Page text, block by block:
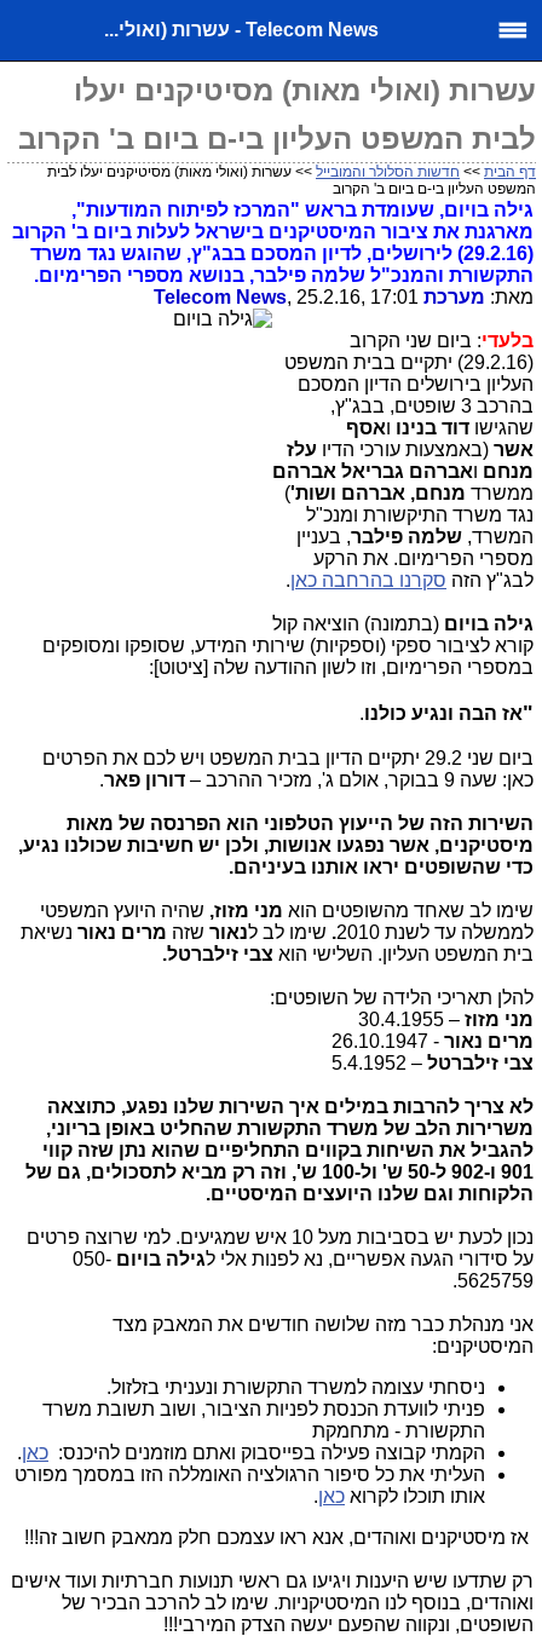
Telecom News - עשרות (ואולי...
עשרות (ואולי מאות) מסיטיקנים יעלו
לבית המשפט העליון בי-ם ביום ב' הקרוב
דף הבית >> חדשות הסלולר והמובייל >> עשרות (ואולי מאות) מסיטיקנים יעלו לבית
המשפט העליון בי-ם ביום ב' הקרוב
גילה בויום, שעומדת בראש "המרכז לפיתוח המודעות",
מארגנת את ציבור המיסטיקנים בישראל לעלות ביום ב' הקרוב
(29.2.16) לירושלים, לדיון המסכם בבג"ץ, שהוגש נגד משרד
התקשורת והמנכ"ל שלמה פילבר, בנושא מספרי הפרימיום.
מאת: מערכת Telecom News, 25.2.16, 17:01
בלעדי: ביום שני הקרוב
(29.2.16) יתקיים בבית המשפט
העליון בירושלים הדיון המסכם
בהרכב 3 שופטים, בבג"ץ,
שהגישו דוד בנינו ואסף
אשר (באמצעות עורכי הדיו עלז
מנחם ואברהם גבריאל אברהם
ממשרד מנחם, אברהם ושות')
נגד משרד התיקשורת ומנכ"ל
המשרד, שלמה פילבר, בעניין
מספרי הפרימיום. את הרקע
לבג"ץ הזה סקרנו בהרחבה כאן.
גילה בויום (בתמונה) הוציאה קול
קורא לציבור ספקי (וספקיות) שירותי המידע, שסופקו ומסופקים
במספרי הפרימיום, וזו לשון ההודעה שלה [ציטוט]:
"אז הבה ונגיע כולנו.
ביום שני 29.2 יתקיים הדיון בבית המשפט ויש לכם את הפרטים
כאן: שעה 9 בבוקר, אולם ג', מזכיר ההרכב –
דורון פאר.
השירות הזה של הייעוץ הטלפוני הוא הפרנסה של מאות
מיסטיקנים, אשר נפגעו אנושות, ולכן יש חשיבות שכולנו נגיע,
כדי שהשופטים יראו אותנו בעיניהם.
שימו לב שאחד מהשופטים הוא מני מזוז, שהיה היועץ המשפטי
לממשלה עד לשנת 2010
. שימו לב לנאור שזה מרים נאור נשיאת
בית המשפט העליון. השלישי הוא צבי זילברטל.
להלן תאריכי הלידה של השופטים:
מני מזוז – 30.4.1955
מרים נאור - 26.10.1947
צבי זילברטל – 5.4.1952
לא צריך להרבות במילים איך השירות שלנו נפגע, כתוצאה
משרירות הלב של משרד התקשורת שהחליט באופן בריוני,
להגביל את השיחות בקווים התחליפיים שהוא נתן שזה קווי
901 ו-902 ל-50 ש' ול-100 ש', וזה רק מביא לתסכולים, גם של
הלקוחות וגם שלנו היועצים המיסטיים.
נכון לכעת יש בסביבות מעל 10 איש שמגיעים. למי שרוצה פרטים
על סידורי הגעה אפשריים, נא לפנות אלי לגילה בויום 050-
5625759
.
אני מנהלת כבר מזה שלושה חודשים את המאבק מצד
המיסטיקנים:
ניסחתי עצומה למשרד התקשורת ונעניתי בזלזול.
פניתי לוועדת הכנסת לפניות הציבור, ושוב תשובת משרד
התקשורת - מתחמקת
הקמתי קבוצה פעילה בפייסבוק ואתם מוזמנים להיכנס: כאן.
העליתי את כל סיפור הרגולציה האומללה הזו במסמך מפורט
אותו תוכלו לקרוא כאן.
אז מיסטיקנים ואוהדים, אנא ראו עצמכם חלק ממאבק חשוב זה!!!
רק שתדעו שיש היענות ויגיעו גם ראשי תנועות חברתיות ועוד אישים
ואוהדים, בנוסף לנו המיסטיקניות. שימו לב להרכב הבכיר של
השופטים, ונקווה שהפעם יעשה הצדק המירבי!!!